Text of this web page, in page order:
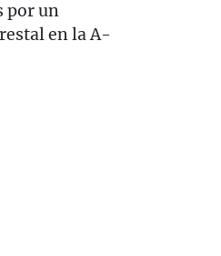
por un
en la A-